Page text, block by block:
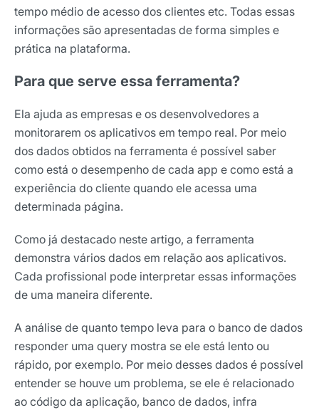
tempo médio de acesso dos clientes etc. Todas essas
informações são apresentadas de forma simples e
prática na plataforma.
Para que serve essa ferramenta?
Ela ajuda as empresas e os desenvolvedores a
monitorarem os aplicativos em tempo real. Por meio
dos dados obtidos na ferramenta é possível saber
como está o desempenho de cada app e como está a
experiência do cliente quando ele acessa uma
determinada página.
Como já destacado neste artigo, a ferramenta
demonstra vários dados em relação aos aplicativos.
Cada profissional pode interpretar essas informações
de uma maneira diferente.
A análise de quanto tempo leva para o banco de dados
responder uma query mostra se ele está lento ou
rápido, por exemplo. Por meio desses dados é possível
entender se houve um problema, se ele é relacionado
ao código da aplicação, banco de dados, infra